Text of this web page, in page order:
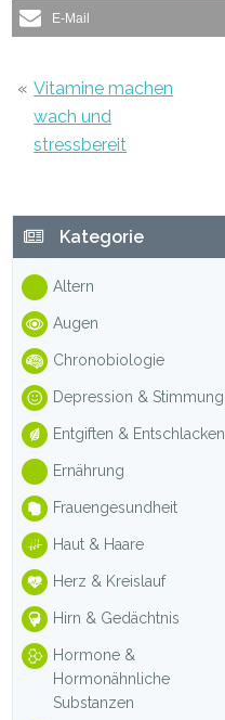
E-Mail
« Vitamine machen
wach und
stressbereit
Haupt-
Sidebar
Kategorie
Altern
Augen
Chronobiologie
Depression & Stimmung
Entgiften & Entschlacken
Ernährung
Frauengesundheit
Haut & Haare
Herz & Kreislauf
Hirn & Gedächtnis
Hormone &
Hormonähnliche
Substanzen